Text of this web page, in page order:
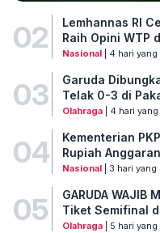
02
Lemhannas RI
Raih Opini WTP
Nasional| 4 hari yang
03
Garuda
Telak 0-3 di
Olahraga| 4 hari yang
04
Kementerian
Rupiah
Nasional| 3 hari yang
05
GARUDA WAJIB
Tiket Semifinal
Olahraga| 5 hari yang